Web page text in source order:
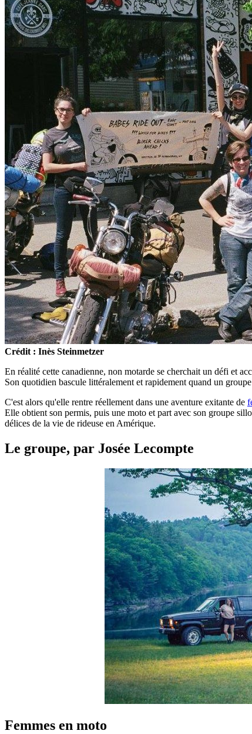
Crédit : Inès Steinmetzer
En réalité cette canadienne, non motarde se cherchait un défi et
Son quotidien bascule littéralement et rapidement quand un
C'est alors qu'elle rentre réellement dans une aventure exitante de
Elle obtient son permis, puis une moto et part avec son groupe
délices de la vie de rideuse en Amérique.
Le groupe, par Josée Lecompte
Femmes en moto